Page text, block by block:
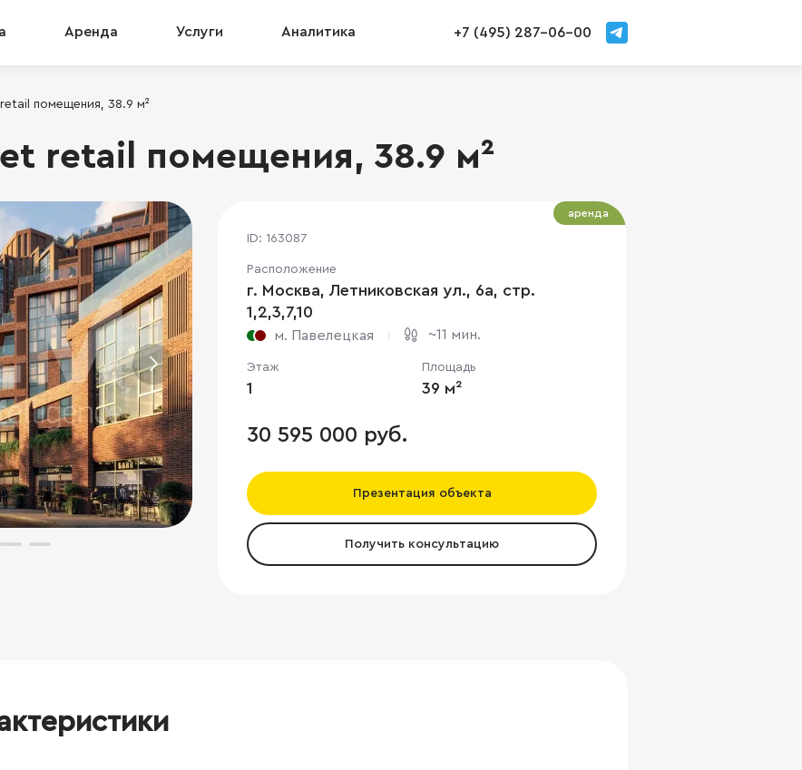
Аренда Услуги Аналитика +7 (495) 287-06-00
помещения, 38.9 м²
retail помещения, 38.9 м²
ID: 163087
Расположение
г. Москва, Летниковская ул., 6а, стр.
1,2,3,7,10
м. Павелецкая ~11 мин.
Этаж
1
Площадь
39 м²
30 595 000 руб.
Презентация объекта
Получить консультацию
аренда